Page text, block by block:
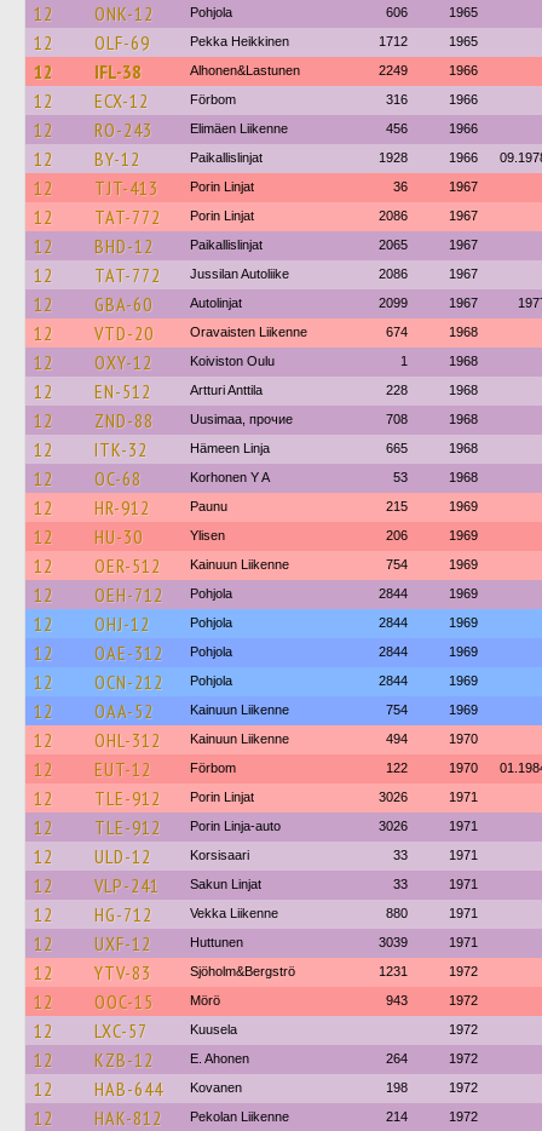
12 ONK-12 Pohjola 606 1965
12 OLF-69 Pekka Heikkinen 1712 1965
12 IFL-38 Alhonen&Lastunen 2249 1966
12 ECX-12 Förbom 316 1966
12 RO-243 Elimäen Liikenne 456 1966
12 BY-12 Paikallislinjat 1928 1966
12 TJT-413 Porin Linjat 36 1967
12 TAT-772 Porin Linjat 2086 1967
12 BHD-12 Paikallislinjat 2065 1967
12 TAT-772 Jussilan Autoliike 2086 1967
12 GBA-60 Autolinjat 2099 1967
12 VTD-20 Oravaisten Liikenne 674 1968
12 OXY-12 Koiviston Oulu 1 1968
12 EN-512 Artturi Anttila 228 1968
12 ZND-88 Uusimaa, прочие 708 1968
12 ITK-32 Hämeen Linja 665 1968
12 OC-68 Korhonen Y A 53 1968
12 HR-912 Paunu 215 1969
12 HU-30 Ylisen 206 1969
12 OER-512 Kainuun Liikenne 754 1969
12 OEH-712 Pohjola 2844 1969
12 OHJ-12 Pohjola 2844 1969
12 OAE-312 Pohjola 2844 1969
12 OCN-212 Pohjola 2844 1969
12 OAA-52 Kainuun Liikenne 754 1969
12 OHL-312 Kainuun Liikenne 494 1970
12 EUT-12 Förbom 122 1970
12 TLE-912 Porin Linjat 3026 1971
12 TLE-912 Porin Linja-auto 3026 1971
12 ULD-12 Korsisaari 33 1971
12 VLP-241 Sakun Linjat 33 1971
12 HG-712 Vekka Liikenne 880 1971
12 UXF-12 Huttunen 3039 1971
12 YTV-83 Sjöholm&Bergströ 1231 1972
12 OOC-15 Mörö 943 1972
12 LXC-57 Kuusela 1972
12 KZB-12 E. Ahonen 264 1972
12 HAB-644 Kovanen 198 1972
12 HAK-812 Pekolan Liikenne 214 1972